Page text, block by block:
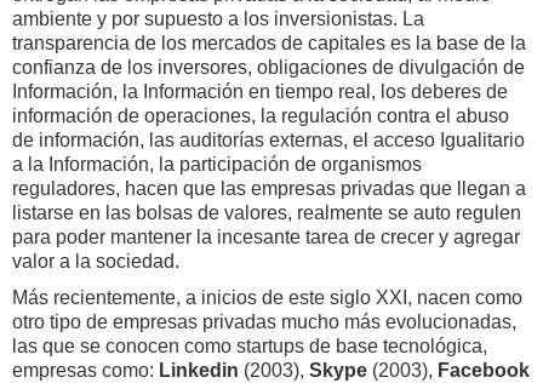
ambiente y por supuesto a los inversionistas. La
transparencia de los mercados de capitales es la base de la
confianza de los inversores, obligaciones de divulgación de
Información, la Información en tiempo real, los deberes de
información de operaciones, la regulación contra el abuso
de información, las auditorías externas, el acceso Igualitario
a la Información, la participación de organismos
reguladores, hacen que las empresas privadas que llegan a
listarse en las bolsas de valores, realmente se auto regulen
para poder mantener la incesante tarea de crecer y agregar
valor a la sociedad.
Más recientemente, a inicios de este siglo XXI, nacen como
otro tipo de empresas privadas mucho más evolucionadas,
las que se conocen como startups de base tecnológica,
empresas como: Linkedin (2003), Skype (2003), Facebook